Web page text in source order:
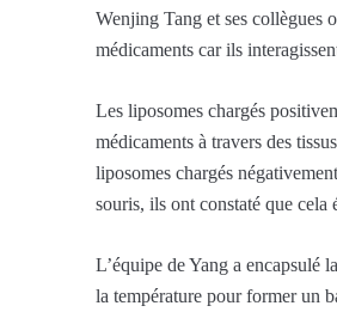
Wenjing Tang et ses collègues
médicaments car ils
Les liposomes chargés
médicaments à travers des
liposomes chargés
souris, ils ont constaté que
L’équipe de Yang a encapsulé
la température pour former un